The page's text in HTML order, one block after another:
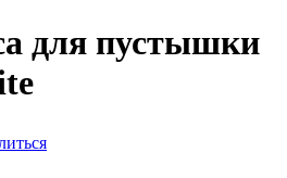
для пустышки